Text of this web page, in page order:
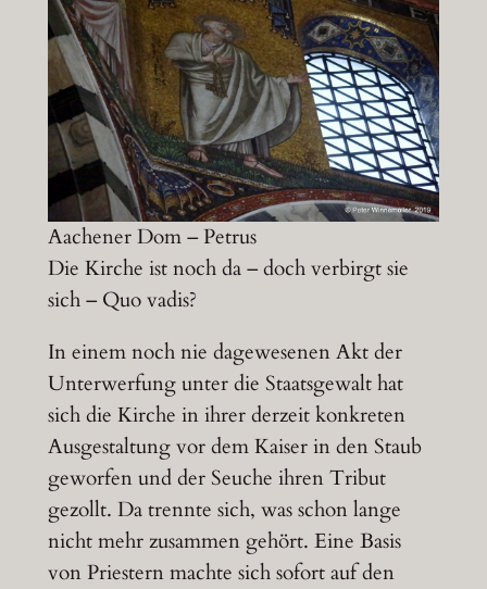
Aachener Dom – Petrus
Die Kirche ist noch da – doch verbirgt sie
sich – Quo vadis?
In einem noch nie dagewesenen Akt der
Unterwerfung unter die Staatsgewalt hat
sich die Kirche in ihrer derzeit konkreten
Ausgestaltung vor dem Kaiser in den Staub
geworfen und der Seuche ihren Tribut
gezollt. Da trennte sich, was schon lange
nicht mehr zusammen gehört. Eine Basis
von Priestern machte sich sofort auf den